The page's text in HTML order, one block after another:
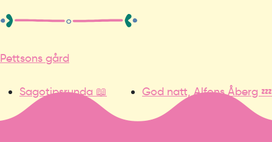
Pettsons gård
Sagotipsrunda 📖 God natt, Alfons Åberg 💤